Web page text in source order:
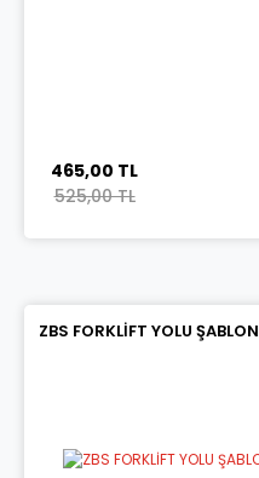
465,00 TL
525,00 TL
ZBS FORKLİFT YOLU